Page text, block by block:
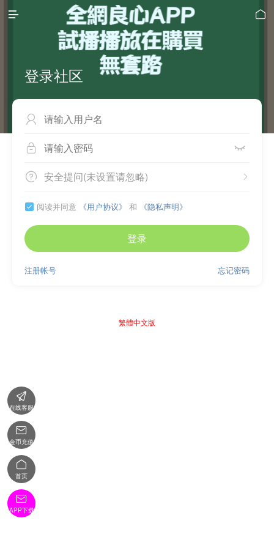
 
登录社区

 
 
安全提问(未设置请忽略)
 阅读并同意 《用户协议》 和 《隐私声明》
登录
忘记密码
注册帐号
繁體中文版

在线客服

金币充值

首页

APP下载